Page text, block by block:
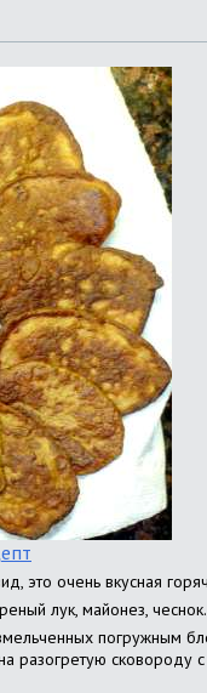
это очень вкусная
лук, майонез, чеснок.
погружным
разогретую